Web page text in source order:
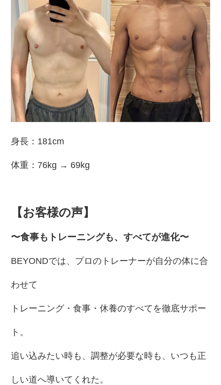
身長：181cm
体重：76kg → 69kg
【お客様の声】
〜食事もトレーニングも、すべてが進化〜
BEYONDでは、プロのトレーナーが自分の体に合
わせて
トレーニング・食事・休養のすべてを徹底サポー
ト。
追い込みたい時も、調整が必要な時も、いつも正
しい道へ導いてくれた。